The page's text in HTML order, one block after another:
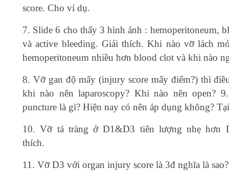
score. Cho ví dụ.
7. Slide 6 cho thấy 3 hình ảnh : hemoperitoneum,
và active bleeding. Giải thích. Khi nào vỡ lách
hemoperitoneum nhiều hơn blood clot và khi nào
8. Vỡ gan độ mấy (injury score mấy điểm?) thì
khi nào nên laparoscopy? Khi nào nên open?
puncture là gì? Hiện nay có nên áp dụng không?
10. Vỡ tá tràng ở D1&D3 tiên lượng nhẹ hơn
thích.
11. Vỡ D3 với organ injury score là 3đ nghĩa là sao?